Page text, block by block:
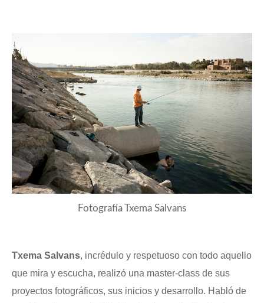
Fotografía Txema Salvans
Txema Salvans, incrédulo y respetuoso con todo aquello
que mira y escucha, realizó una master-class de sus
proyectos fotográficos, sus inicios y desarrollo. Habló de